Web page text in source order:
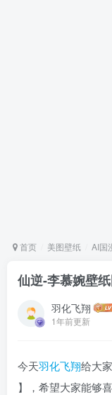
首页 美图壁纸 AI国
仙逆-李慕婉壁
羽化飞翔
1年前更新
今天羽化飞翔给大
】，希望大家能够喜